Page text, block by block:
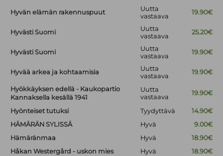
Hyvän elämän rakennuspuut
Uutta
vastaava
19.90€
Hyvästi Suomi
Uutta
vastaava
25.20€
Hyvästi Suomi
Uutta
vastaava
19.90€
Hyvää arkea ja kohtaamisia
Uutta
vastaava
19.90€
Hyökkäyksen edellä - Kaukopartio
Kannaksella kesällä 1941
Uutta
vastaava
19.90€
Hyönteiset tutuksi Tyydyttävä
14.90€
HÄMÄRÄN SYLISSÄ
Hyvä
9.00€
Hämäränmaa
Hyvä
18.90€
Håkan Westergård - uskon mies
Hyvä 18.90€